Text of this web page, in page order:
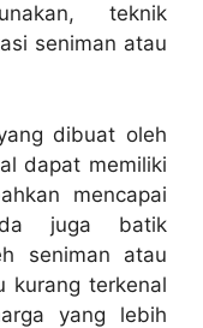
teknik
seniman atau
dibuat oleh
dapat memiliki
mencapai
juga batik
seniman atau
kurang terkenal
yang lebih